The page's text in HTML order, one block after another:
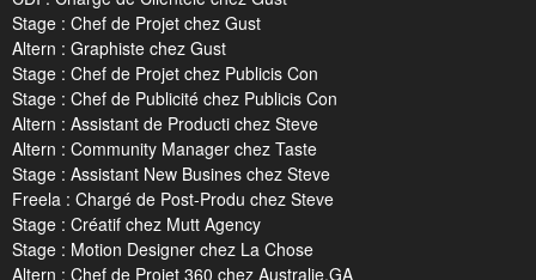
Stage : Chef de Projet chez Gust
Altern : Graphiste chez Gust
Stage : Chef de Projet chez Publicis Con
Stage : Chef de Publicité chez Publicis Con
Altern : Assistant de Producti chez Steve
Altern : Community Manager chez Taste
Stage : Assistant New Busines chez Steve
Freela : Chargé de Post-Produ chez Steve
Stage : Créatif chez Mutt Agency
Stage : Motion Designer chez La Chose
Altern : Chef de Projet 360 chez Australie.GA